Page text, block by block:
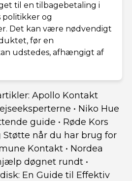
til en tilbagebetaling i
politikker og
Det kan være nødvendigt
før en
udstedes, afhængigt af
Apollo Kontakt
• Niko Hue
guide • Røde Kors
når du har brug for
Kontakt • Nordea
døgnet rundt •
En Guide til Effektiv